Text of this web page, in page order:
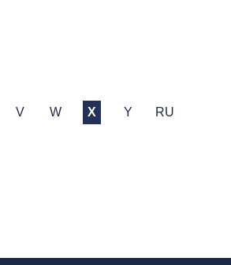
V W X Y RU